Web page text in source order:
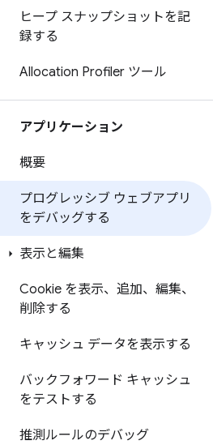
ヒープ スナップショットを記
録する
Allocation Profiler ツール
アプリケーション
概要
プログレッシブ ウェブアプリ
をデバッグする
表示と編集
Cookie を表示、追加、編集、
削除する
キャッシュ データを表示する
バックフォワード キャッシュ
をテストする
推測ルールのデバッグ